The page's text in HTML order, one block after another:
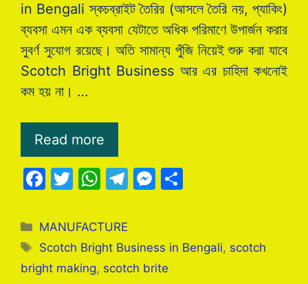
in Bengali স্কচব্রাইট তৈরির (আসলে তৈরি নয়, প্যাকিং)
ব্যবসা এমন এক ব্যবসা যেটাতে অধিক পরিমাণে উপার্জন করার
সুবর্ণ সুযোগ রয়েছে। অতি সামান্য পুঁজি নিয়েই শুরু করা যাবে
Scotch Bright Business আর এর চাহিদা কখনোই
কম হয় না। …
Read more
F
c
e
b
T
itt
er
W
at
s
A
T
gr
a
M
s
e
e
Categories
MANUFACTURE
Tags
Scotch Bright Business in Bengali, scotch
bright making, scotch brite